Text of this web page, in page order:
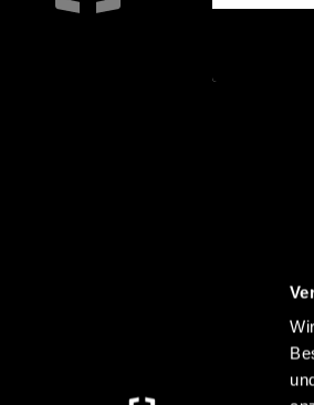
Mit unserem Newsletter erhältst du